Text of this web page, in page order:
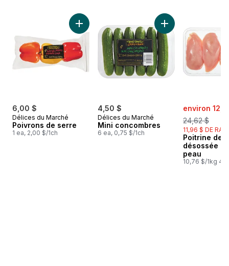
sauter Meilleures ventes
6,00 $
Délices du Marché
Poivrons de serre
1 ea, 2,00 $/1ch
Ajouter Poivrons de serre au panier
4,50 $
Délices du Marché
Mini concombres
6 ea, 0,75 $/1ch
Ajouter Mini
sale:
environ
24,62 $
11,96 $ DE
Poitrine de
désossée
peau
10,76 $/1kg